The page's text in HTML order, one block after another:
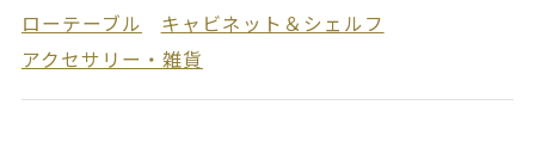
ローテーブル
キャビネット＆シェルフ
アクセサリー・雑貨